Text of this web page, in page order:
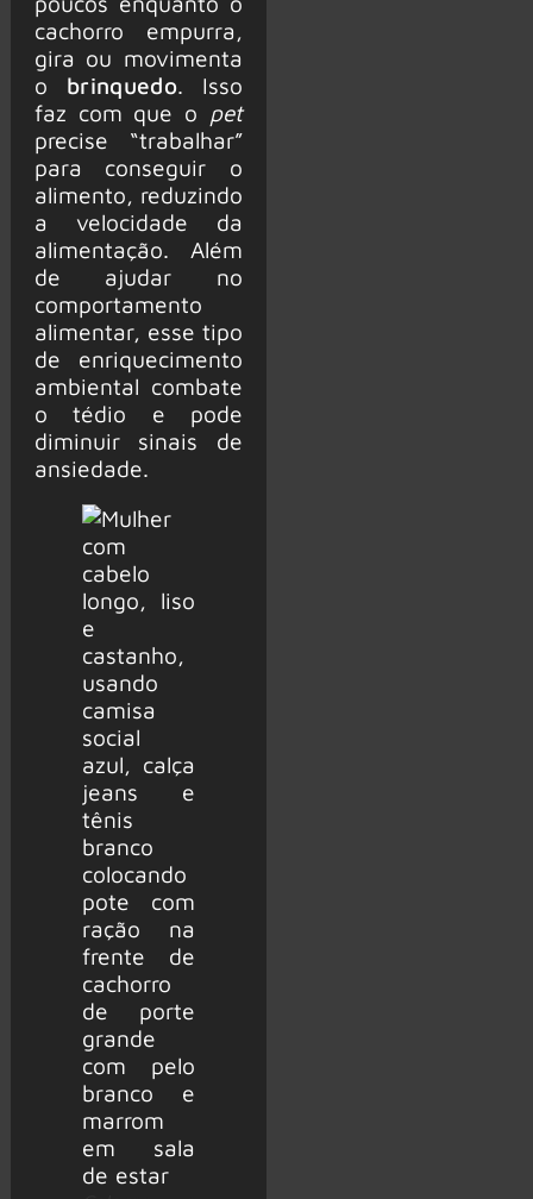
cachorro empurra,
gira ou movimenta
o brinquedo. Isso
faz com que o pet
precise “trabalhar”
para conseguir o
alimento, reduzindo
a velocidade da
alimentação. Além
de ajudar no
comportamento
alimentar, esse tipo
de enriquecimento
ambiental combate
o tédio e pode
diminuir sinais de
ansiedade.